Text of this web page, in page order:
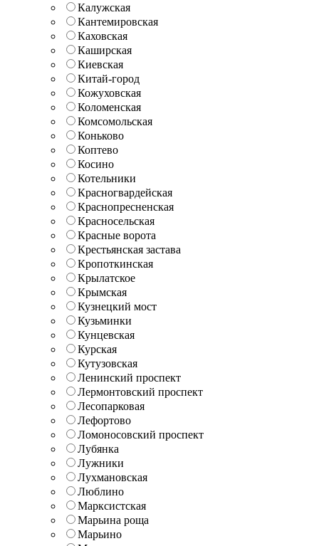
Калужская
Кантемировская
Каховская
Каширская
Киевская
Китай-город
Кожуховская
Коломенская
Комсомольская
Коньково
Коптево
Косино
Котельники
Красногвардейская
Краснопресненская
Красносельская
Красные ворота
Крестьянская застава
Кропоткинская
Крылатское
Крымская
Кузнецкий мост
Кузьминки
Кунцевская
Курская
Кутузовская
Ленинский проспект
Лермонтовский проспект
Лесопарковая
Лефортово
Ломоносовский проспект
Лубянка
Лужники
Лухмановская
Люблино
Марксистская
Марьина роща
Марьино